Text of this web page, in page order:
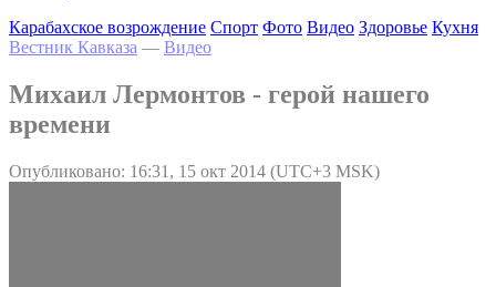
Карабахское возрождение Спорт Фото Видео Здоровье Кухня
Вестник Кавказа — Видео
Михаил Лермонтов - герой нашего
времени
Опубликовано: 16:31, 15 окт 2014 (UTC+3 MSK)